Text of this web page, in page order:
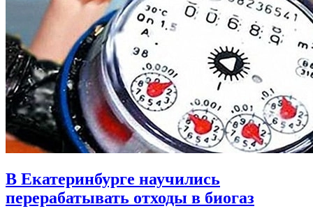
В Екатеринбурге научились
перерабатывать отходы в биогаз